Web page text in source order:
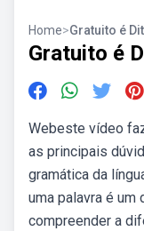
Home>Gratuito é
Gratuito é
Webeste vídeo
as principais
gramática da
uma palavra é um
compreender a